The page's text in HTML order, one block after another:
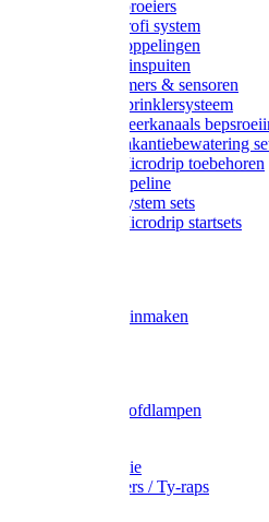
Gardena sproeiers
Gardena Profi system
Gardena koppelingen
Gardena tuinspuiten
Gardena timers & sensoren
Gardena Sprinklersysteem
Gardena meerkanaals
Gardena vakantiebewatering
Gardena Microdrip toebehoren
Gardena Pipeline
Gardena System sets
Gardena Microdrip startsets
Wecken & inmaken
Zak- & Hoofdlampen
Tape en folie
Kabelbinders / Ty-raps